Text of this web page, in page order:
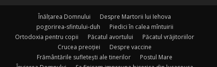
Înălțarea Domnului
Despre Martorii lui Iehova
pogorirea-sfintului-duh
Piedici în calea mîntuirii
Ortodoxia pentru copii
Păcatul avortului
Păcatul vrăjitoriilor
Crucea preoției
Despre vaccine
Frământările sufletești ale tinerilor
Postul Mare